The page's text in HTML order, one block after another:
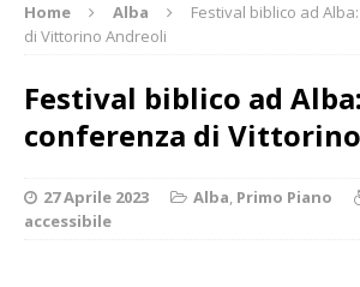
Home Alba
Festival biblico ad
di Vittorino Andreoli
Festival biblico ad
conferenza di
27 Aprile 2023 Alba, Primo Piano
accessibile